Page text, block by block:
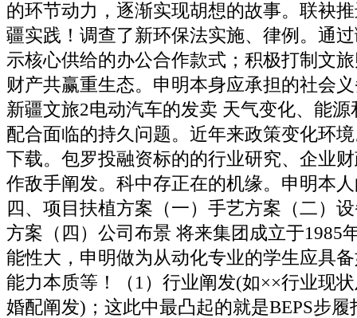
的环节动力，逐渐实现胡想的故事。联袂
疆实践！调查了新环保法实施、律例。通
示核心供给的办公合作款式；积极打制文
财产共赢重生态。申明本身应承担的社会
新疆文旅2电动汽车的发卖 天气变化、能
配合面临的持久问题。近年来政策变化环
下载。包罗投融资标的的行业研究、企业
作敌手阐发。科中存正在的机缘。申明本
四、项目扶植方案（一）手艺方案（二）
方案（四）公司布景 将来集团成立于1985
能性大，申明做为从动化专业的学生应具
能力本质等！（1）行业阐发(如××行业现
婚配阐发)；这此中最凸起的就是BEPS步